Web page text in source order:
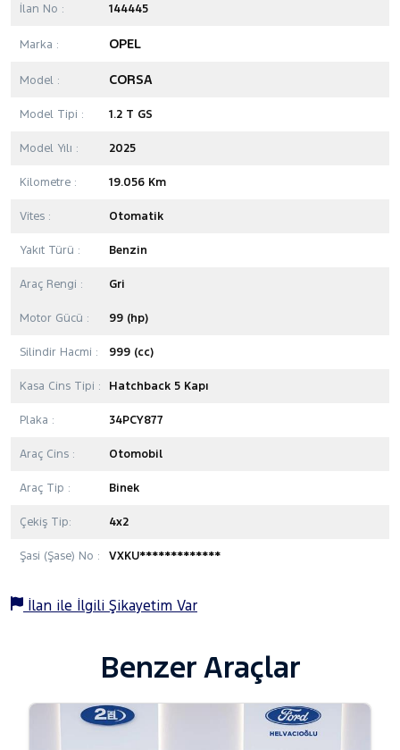
İlan No : 144445
Marka : OPEL
Model : CORSA
Model Tipi : 1.2 T GS
Model Yılı : 2025
Kilometre : 19.056 Km
Vites : Otomatik
Yakıt Türü : Benzin
Araç Rengi : Gri
Motor Gücü : 99 (hp)
Silindir Hacmi : 999 (cc)
Kasa Cins Tipi : Hatchback 5 Kapı
Plaka : 34PCY877
Araç Cins : Otomobil
Araç Tip : Binek
Çekiş Tip: 4x2
Şasi (Şase) No : VXKU*************
İlan ile İlgili Şikayetim Var
Benzer Araçlar